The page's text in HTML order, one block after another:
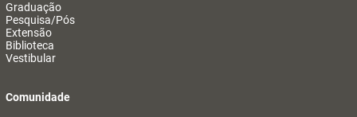
Graduação
Pesquisa/Pós
Extensão
Biblioteca
Vestibular
Comunidade